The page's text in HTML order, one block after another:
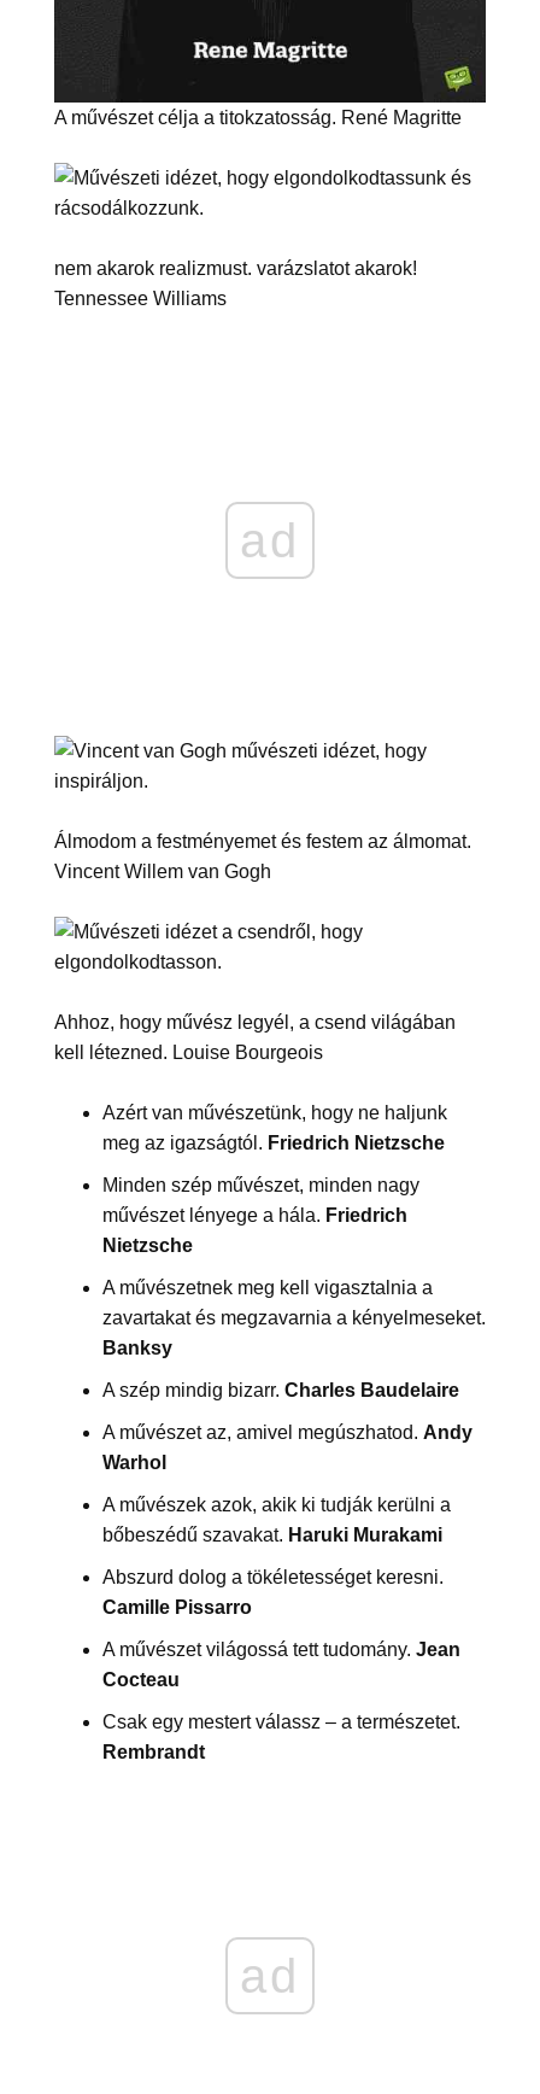
A művészet célja a titokzatosság. René Magritte
nem akarok realizmust. varázslatot akarok!
Tennessee Williams
ad
Álmodom a festményemet és festem az álmomat.
Vincent Willem van Gogh
Ahhoz, hogy művész legyél, a csend világában
kell létezned. Louise Bourgeois
Azért van művészetünk, hogy ne haljunk
meg az igazságtól. Friedrich Nietzsche
Minden szép művészet, minden nagy
művészet lényege a hála. Friedrich
Nietzsche
A művészetnek meg kell vigasztalnia a
zavartakat és megzavarnia a kényelmeseket.
Banksy
A szép mindig bizarr. Charles Baudelaire
A művészet az, amivel megúszhatod. Andy
Warhol
A művészek azok, akik ki tudják kerülni a
bőbeszédű szavakat. Haruki Murakami
Abszurd dolog a tökéletességet keresni.
Camille Pissarro
A művészet világossá tett tudomány. Jean
Cocteau
Csak egy mestert válassz – a természetet.
Rembrandt
ad